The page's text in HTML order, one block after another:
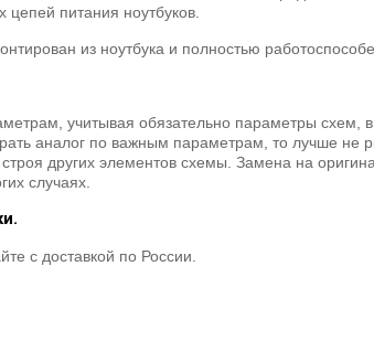
питания ноутбуков.
из ноутбука и полностью
учитывая обязательно параметры схем,
аналог по важным параметрам, то лучше не
других элементов схемы. Замена на
случаях.
с доставкой по России.